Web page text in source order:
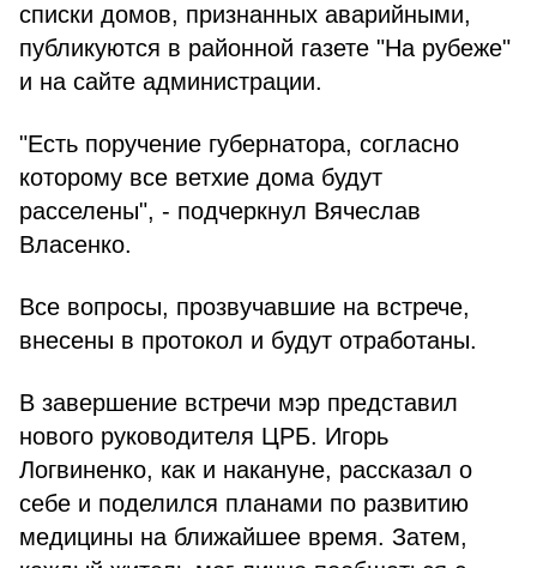
списки домов, признанных аварийными,
публикуются в районной газете "На рубеже"
и на сайте администрации.
"Есть поручение губернатора, согласно
которому все ветхие дома будут
расселены", - подчеркнул Вячеслав
Власенко.
Все вопросы, прозвучавшие на встрече,
внесены в протокол и будут отработаны.
В завершение встречи мэр представил
нового руководителя ЦРБ. Игорь
Логвиненко, как и накануне, рассказал о
себе и поделился планами по развитию
медицины на ближайшее время. Затем,